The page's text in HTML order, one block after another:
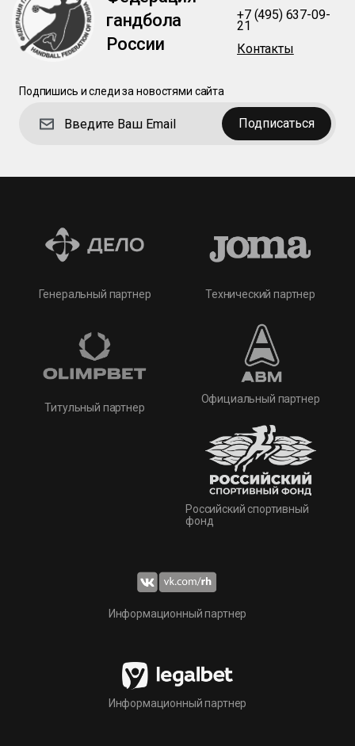
гандбола
России
+7 (495) 637-09-
21
Контакты
Подпишись и следи за новостями сайта
Подписаться
Генеральный партнер
Титульный партнер
Технический партнер
Официальный партнер
Российский спортивный
фонд
Информационный партнер
Информационный партнер